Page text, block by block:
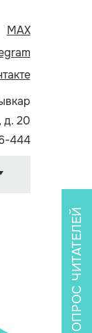
MAX
д. 20
444
ОПРОС ЧИТАТЕЛЕЙ